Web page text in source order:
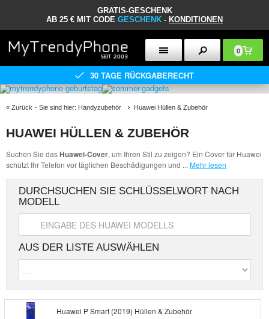
GRATIS-GESCHENK
AB 25 € MIT CODE GESCHENK - KONDITIONEN
0
30 TAGE RÜCKGABERECHT
« Zurück - Sie sind hier: Handyzubehör Huawei Hüllen & Zubehör
HUAWEI HÜLLEN & ZUBEHÖR
Suchen Sie dasHuawei-Cover, um Ihren Stil zu zeigen? Ein Cover für Huawei
schützt Ihr Telefon vor täglichen Beschädigungen und ... Mehr lesen
DURCHSUCHEN SIE SCHLÜSSELWORT NACH
MODELL
AUS DER LISTE AUSWÄHLEN
Huawei P Smart (2019) Hüllen & Zubehör